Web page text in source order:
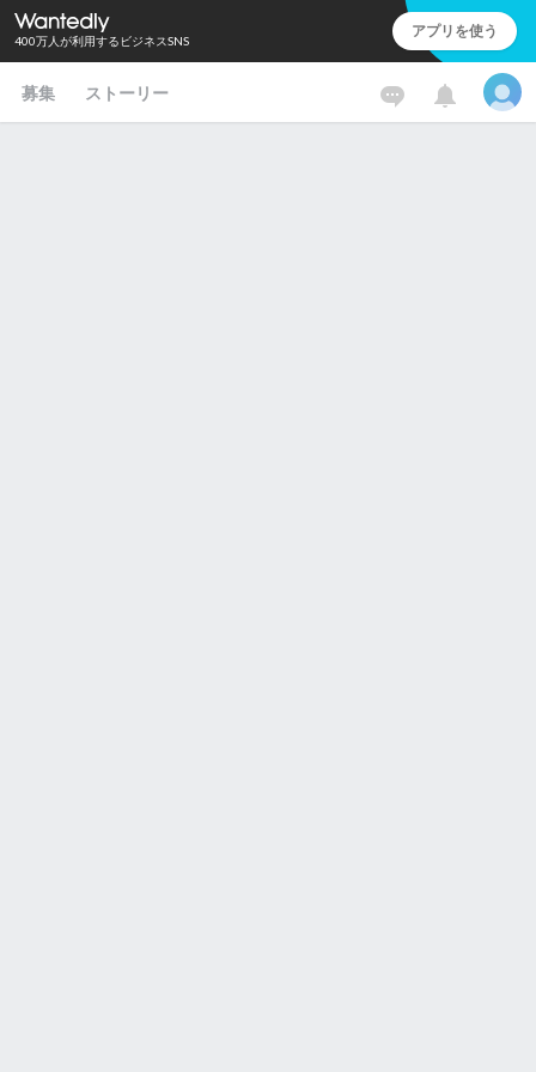
400万人が利用するビジネスSNS アプリを使う
募集 ストーリー